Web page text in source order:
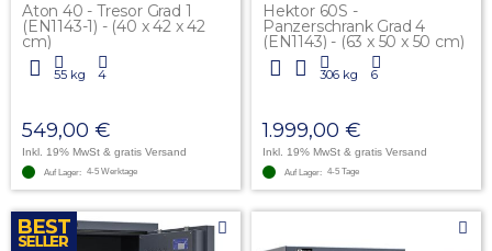
Aton 40 - Tresor Grad 1
(EN1143-1) - (40 x 42 x 42
cm)
55 kg 4
549,00 €
Inkl. 19% MwSt & gratis Versand
Auf Lager: 4-5 Werktage
Hektor 60S -
Panzerschrank Grad 4
(EN1143) - (63 x 50 x 50 cm)
306 kg 6
1.999,00 €
Inkl. 19% MwSt & gratis Versand
Auf Lager: 4-5 Tage